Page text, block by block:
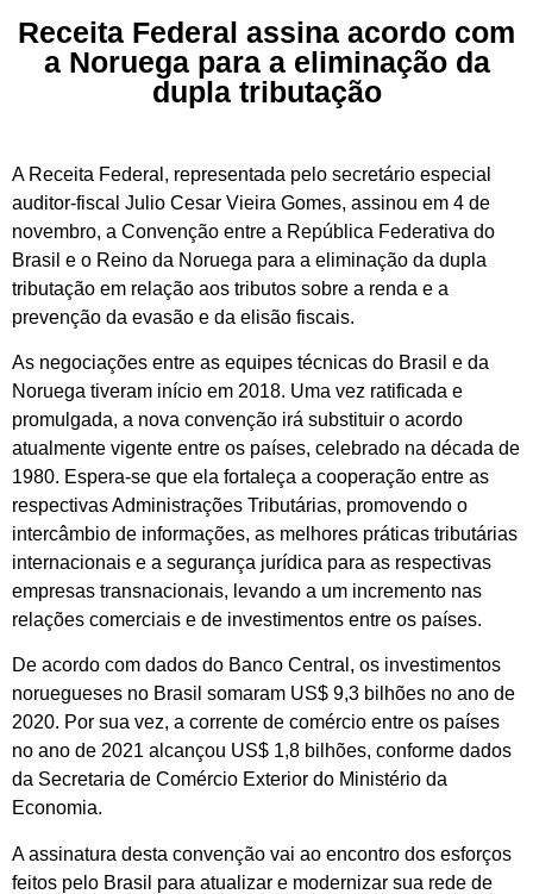
Receita Federal assina acordo com
a Noruega para a eliminação da
dupla tributação
A Receita Federal, representada pelo secretário especial
auditor-fiscal Julio Cesar Vieira Gomes, assinou em 4 de
novembro, a Convenção entre a República Federativa do
Brasil e o Reino da Noruega para a eliminação da dupla
tributação em relação aos tributos sobre a renda e a
prevenção da evasão e da elisão fiscais.
As negociações entre as equipes técnicas do Brasil e da
Noruega tiveram início em 2018. Uma vez ratificada e
promulgada, a nova convenção irá substituir o acordo
atualmente vigente entre os países, celebrado na década de
1980. Espera-se que ela fortaleça a cooperação entre as
respectivas Administrações Tributárias, promovendo o
intercâmbio de informações, as melhores práticas tributárias
internacionais e a segurança jurídica para as respectivas
empresas transnacionais, levando a um incremento nas
relações comerciais e de investimentos entre os países.
De acordo com dados do Banco Central, os investimentos
noruegueses no Brasil somaram US$ 9,3 bilhões no ano de
2020. Por sua vez, a corrente de comércio entre os países
no ano de 2021 alcançou US$ 1,8 bilhões, conforme dados
da Secretaria de Comércio Exterior do Ministério da
Economia.
A assinatura desta convenção vai ao encontro dos esforços
feitos pelo Brasil para atualizar e modernizar sua rede de